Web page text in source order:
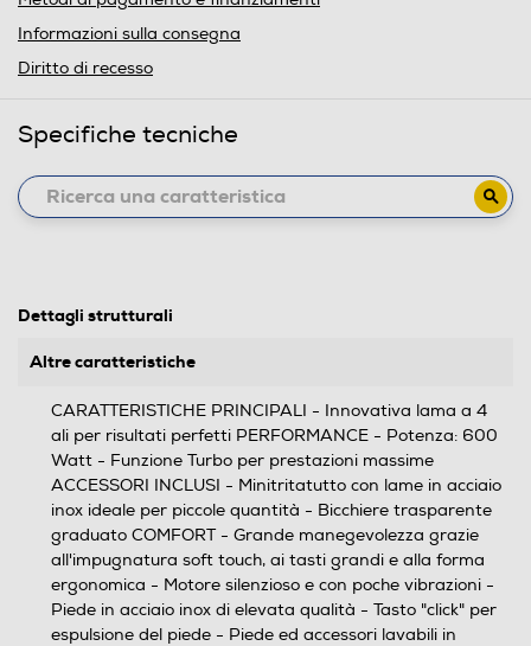
Informazioni sulla consegna
Diritto di recesso
Specifiche tecniche
Dettagli strutturali
Altre caratteristiche
CARATTERISTICHE PRINCIPALI - Innovativa lama a 4
ali per risultati perfetti PERFORMANCE - Potenza: 600
Watt - Funzione Turbo per prestazioni massime
ACCESSORI INCLUSI - Minitritatutto con lame in acciaio
inox ideale per piccole quantità - Bicchiere trasparente
graduato COMFORT - Grande manegevolezza grazie
all'impugnatura soft touch, ai tasti grandi e alla forma
ergonomica - Motore silenzioso e con poche vibrazioni -
Piede in acciaio inox di elevata qualità - Tasto "click" per
espulsione del piede - Piede ed accessori lavabili in